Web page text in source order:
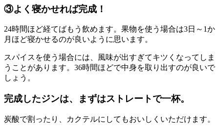
③よく寝かせれば完成！
24時間ほど経てばもう飲めます。果物を使う場合は3日～1か
月ほど寝かせるのが良いように思います。
スパイスを使う場合には、風味が出すぎてキツくなってしま
うことがあります。36時間ほどで中身を取り出すのが良いで
しょう。
完成したジンは、まずはストレートで一杯。
炭酸で割ったり、カクテルにしてもおいしくいただけます。